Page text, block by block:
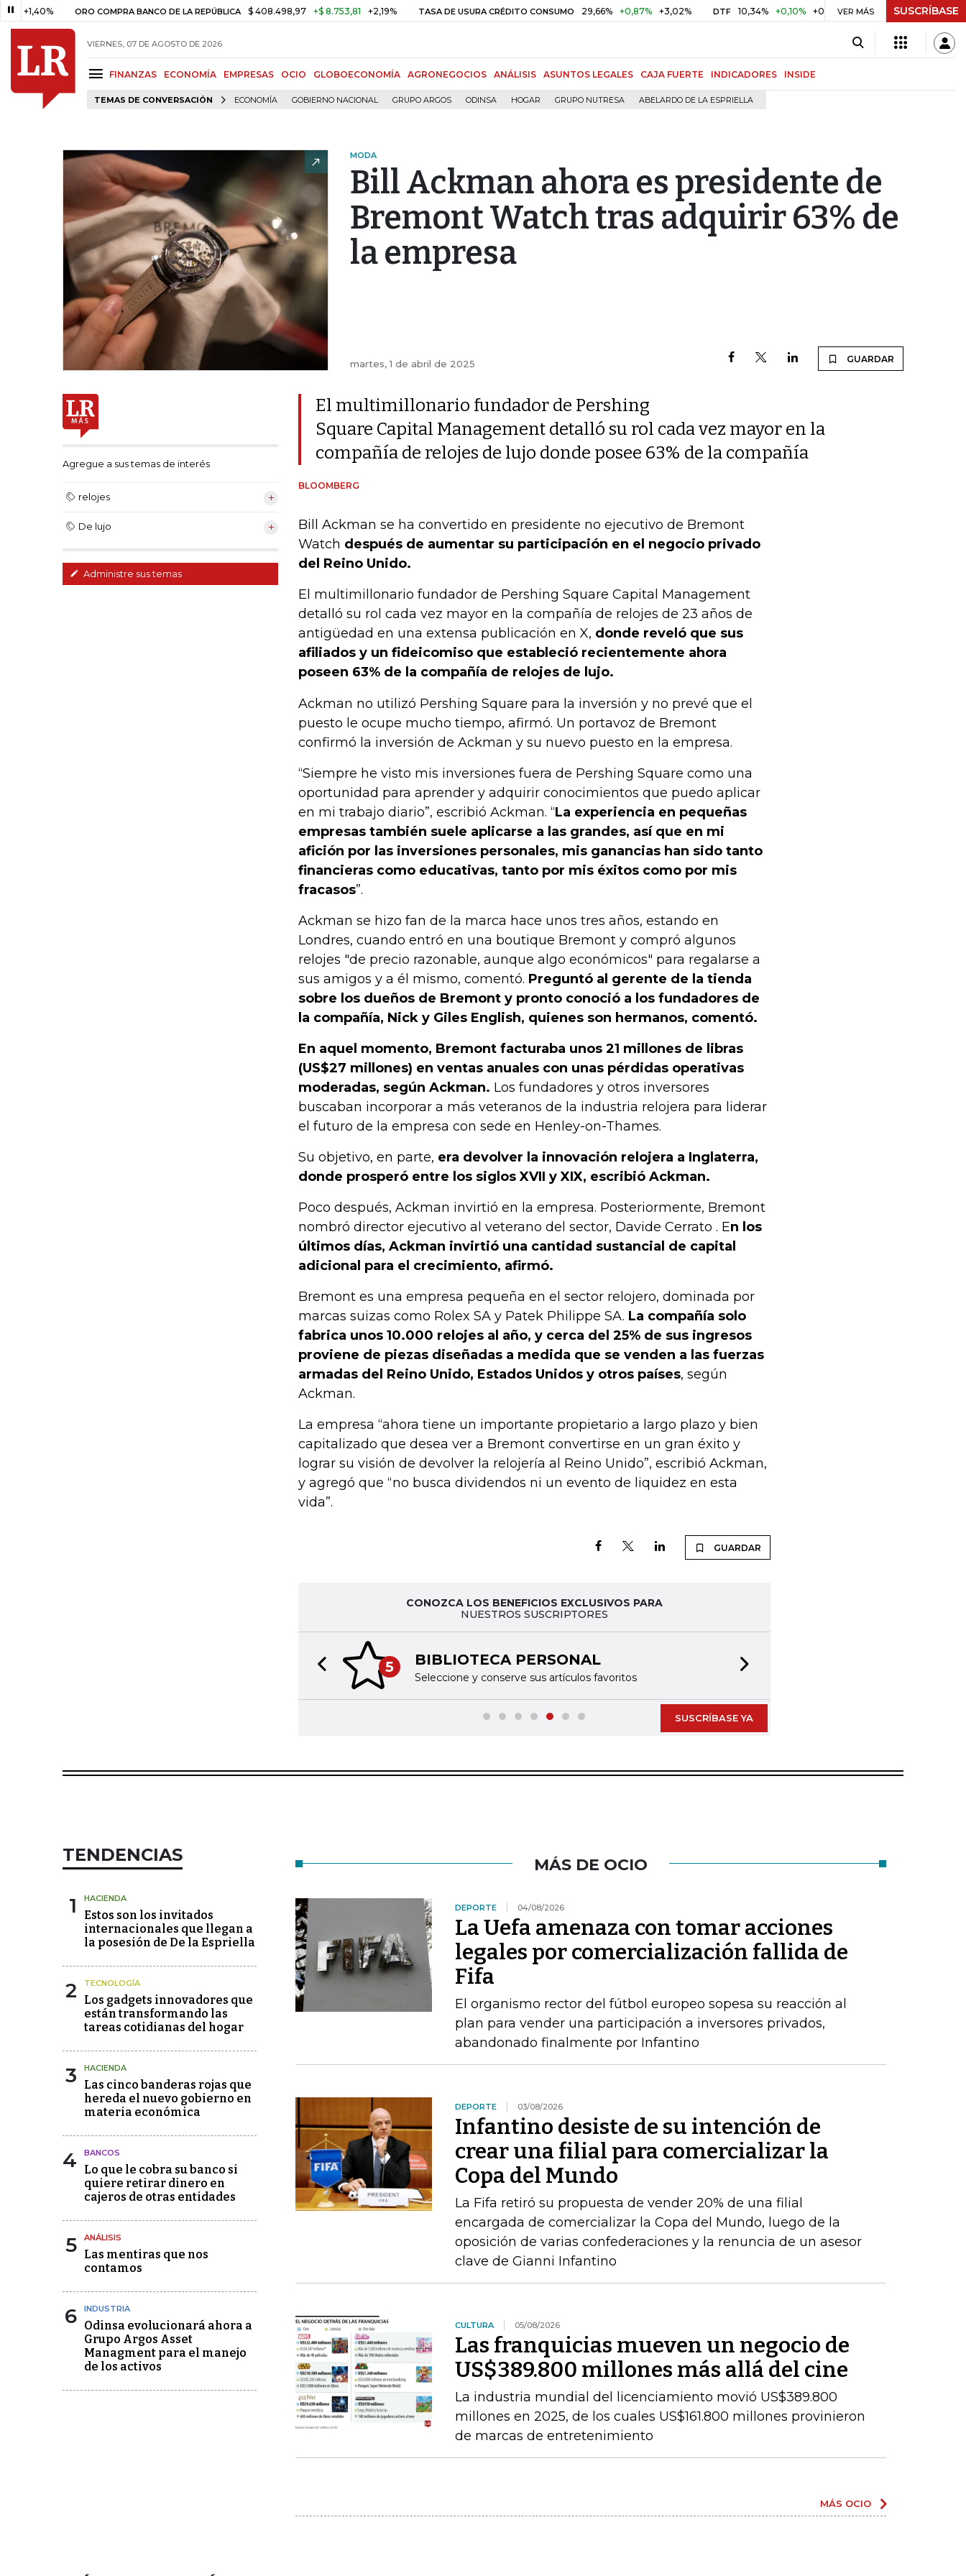
ORO COMPRA BANCO DE LA REPÚBLICA $ 408.498,97 +$ 8.753,81 +2,19% TASA DE USURA CRÉDITO CONSUMO 29,66% +0,87% +3,02% DTF 10,34% +0,10% +0,98% UVR $ 416,91 +$ 0,05 +0,01%
VER MÁS SUSCRÍBASE
VIERNES, 07 DE AGOSTO DE 2026
FINANZAS ECONOMÍA EMPRESAS OCIO GLOBOECONOMÍA AGRONEGOCIOS ANÁLISIS ASUNTOS LEGALES CAJA FUERTE INDICADORES INSIDE
TEMAS DE CONVERSACIÓN ECONOMÍA GOBIERNO NACIONAL GRUPO ARGOS ODINSA HOGAR GRUPO NUTRESA ABELARDO DE LA ESPRIELLA
MODA
Bill Ackman ahora es presidente de
Bremont Watch tras adquirir 63% de
la empresa
martes, 1 de abril de 2025 GUARDAR
Agregue a sus temas de interés
relojes
De lujo
Administre sus temas
El multimillonario fundador de Pershing
Square Capital Management detalló su rol cada vez mayor en la
compañía de relojes de lujo donde posee 63% de la compañía
BLOOMBERG
Bill Ackman se ha convertido en presidente no ejecutivo de Bremont
Watch después de aumentar su participación en el negocio privado
del Reino Unido.
El multimillonario fundador de Pershing Square Capital Management
detalló su rol cada vez mayor en la compañía de relojes de 23 años de
antigüedad en una extensa publicación en X, donde reveló que sus
afiliados y un fideicomiso que estableció recientemente ahora
poseen 63% de la compañía de relojes de lujo.
Ackman no utilizó Pershing Square para la inversión y no prevé que el
puesto le ocupe mucho tiempo, afirmó. Un portavoz de Bremont
confirmó la inversión de Ackman y su nuevo puesto en la empresa.
“Siempre he visto mis inversiones fuera de Pershing Square como una
oportunidad para aprender y adquirir conocimientos que puedo aplicar
en mi trabajo diario”, escribió Ackman. “La experiencia en pequeñas
empresas también suele aplicarse a las grandes, así que en mi
afición por las inversiones personales, mis ganancias han sido tanto
financieras como educativas, tanto por mis éxitos como por mis
fracasos”.
Ackman se hizo fan de la marca hace unos tres años, estando en
Londres, cuando entró en una boutique Bremont y compró algunos
relojes "de precio razonable, aunque algo económicos" para regalarse a
sus amigos y a él mismo, comentó. Preguntó al gerente de la tienda
sobre los dueños de Bremont y pronto conoció a los fundadores de
la compañía, Nick y Giles English, quienes son hermanos, comentó.
En aquel momento, Bremont facturaba unos 21 millones de libras
(US$27 millones) en ventas anuales con unas pérdidas operativas
moderadas, según Ackman. Los fundadores y otros inversores
buscaban incorporar a más veteranos de la industria relojera para liderar
el futuro de la empresa con sede en Henley-on-Thames.
Su objetivo, en parte, era devolver la innovación relojera a Inglaterra,
donde prosperó entre los siglos XVII y XIX, escribió Ackman.
Poco después, Ackman invirtió en la empresa. Posteriormente, Bremont
nombró director ejecutivo al veterano del sector, Davide Cerrato . En los
últimos días, Ackman invirtió una cantidad sustancial de capital
adicional para el crecimiento, afirmó.
Bremont es una empresa pequeña en el sector relojero, dominada por
marcas suizas como Rolex SA y Patek Philippe SA. La compañía solo
fabrica unos 10.000 relojes al año, y cerca del 25% de sus ingresos
proviene de piezas diseñadas a medida que se venden a las fuerzas
armadas del Reino Unido, Estados Unidos y otros países, según
Ackman.
La empresa “ahora tiene un importante propietario a largo plazo y bien
capitalizado que desea ver a Bremont convertirse en un gran éxito y
lograr su visión de devolver la relojería al Reino Unido”, escribió Ackman,
y agregó que “no busca dividendos ni un evento de liquidez en esta
vida”.
GUARDAR
CONOZCA LOS BENEFICIOS EXCLUSIVOS PARA
NUESTROS SUSCRIPTORES
5 BIBLIOTECA PERSONAL
Seleccione y conserve sus artículos favoritos
Previous slide
SUSCRÍBASE YA
TENDENCIAS
1 HACIENDA
Estos son los invitados
internacionales que llegan a
la posesión de De la Espriella
2 TECNOLOGÍA
Los gadgets innovadores que
están transformando las
tareas cotidianas del hogar
3 HACIENDA
Las cinco banderas rojas que
hereda el nuevo gobierno en
materia económica
4 BANCOS
Lo que le cobra su banco si
quiere retirar dinero en
cajeros de otras entidades
5 ANÁLISIS
Las mentiras que nos
contamos
6 INDUSTRIA
Odinsa evolucionará ahora a
Grupo Argos Asset
Managment para el manejo
de los activos
MÁS DE OCIO
DEPORTE 04/08/2026
La Uefa amenaza con tomar acciones
legales por comercialización fallida de
Fifa
El organismo rector del fútbol europeo sopesa su reacción al
plan para vender una participación a inversores privados,
abandonado finalmente por Infantino
DEPORTE 03/08/2026
Infantino desiste de su intención de
crear una filial para comercializar la
Copa del Mundo
La Fifa retiró su propuesta de vender 20% de una filial
encargada de comercializar la Copa del Mundo, luego de la
oposición de varias confederaciones y la renuncia de un asesor
clave de Gianni Infantino
CULTURA 05/08/2026
Las franquicias mueven un negocio de
US$389.800 millones más allá del cine
La industria mundial del licenciamiento movió US$389.800
millones en 2025, de los cuales US$161.800 millones provinieron
de marcas de entretenimiento
MÁS OCIO